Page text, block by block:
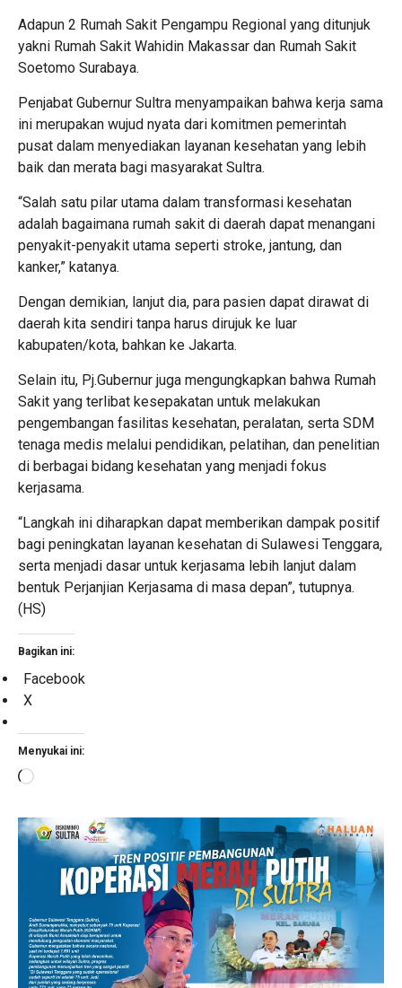
Adapun 2 Rumah Sakit Pengampu Regional yang ditunjuk
yakni Rumah Sakit Wahidin Makassar dan Rumah Sakit
Soetomo Surabaya.
Penjabat Gubernur Sultra menyampaikan bahwa kerja sama
ini merupakan wujud nyata dari komitmen pemerintah
pusat dalam menyediakan layanan kesehatan yang lebih
baik dan merata bagi masyarakat Sultra.
“Salah satu pilar utama dalam transformasi kesehatan
adalah bagaimana rumah sakit di daerah dapat menangani
penyakit-penyakit utama seperti stroke, jantung, dan
kanker,” katanya.
Dengan demikian, lanjut dia, para pasien dapat dirawat di
daerah kita sendiri tanpa harus dirujuk ke luar
kabupaten/kota, bahkan ke Jakarta.
Selain itu, Pj.Gubernur juga mengungkapkan bahwa Rumah
Sakit yang terlibat kesepakatan untuk melakukan
pengembangan fasilitas kesehatan, peralatan, serta SDM
tenaga medis melalui pendidikan, pelatihan, dan penelitian
di berbagai bidang kesehatan yang menjadi fokus
kerjasama.
“Langkah ini diharapkan dapat memberikan dampak positif
bagi peningkatan layanan kesehatan di Sulawesi Tenggara,
serta menjadi dasar untuk kerjasama lebih lanjut dalam
bentuk Perjanjian Kerjasama di masa depan”, tutupnya.
(HS)
Bagikan ini:
Facebook
X
Menyukai ini:
Memuat...